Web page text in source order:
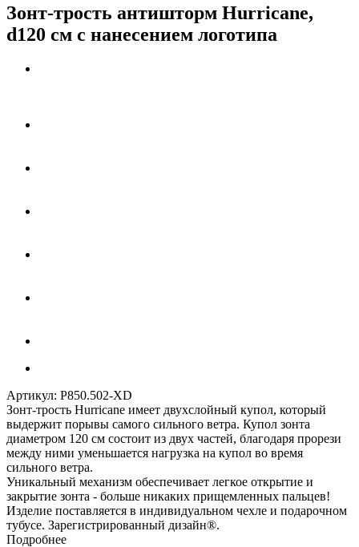
Зонт-трость антишторм Hurricane,
d120 см с нанесением логотипа
Артикул: P850.502-XD
Зонт-трость Hurricane имеет двухслойный купол, который
выдержит порывы самого сильного ветра. Купол зонта
диаметром 120 см состоит из двух частей, благодаря прорези
между ними уменьшается нагрузка на купол во время
сильного ветра.
Уникальный механизм обеспечивает легкое открытие и
закрытие зонта - больше никаких прищемленных пальцев!
Изделие поставляется в индивидуальном чехле и подарочном
тубусе. Зарегистрированный дизайн®.
Подробнее